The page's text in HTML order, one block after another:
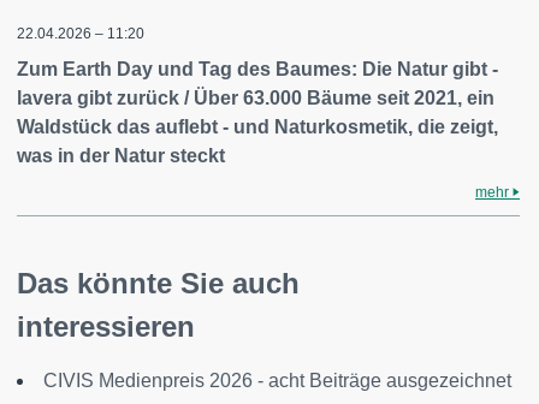
22.04.2026 – 11:20
Zum Earth Day und Tag des Baumes: Die Natur gibt -
lavera gibt zurück / Über 63.000 Bäume seit 2021, ein
Waldstück das auflebt - und Naturkosmetik, die zeigt,
was in der Natur steckt
mehr
Das könnte Sie auch
interessieren
CIVIS Medienpreis 2026 - acht Beiträge ausgezeichnet